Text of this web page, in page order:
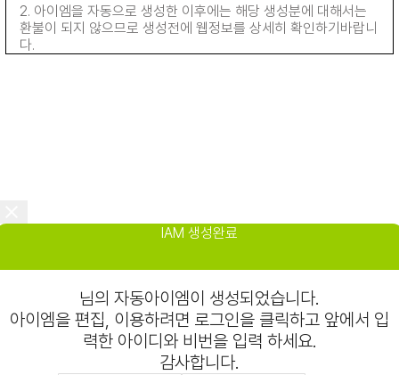
2. 아이엠을 자동으로 생성한 이후에는 해당 생성분에 대해서는
환불이 되지 않으므로 생성전에 웹정보를 상세히 확인하기바랍니
다.
IAM 생성완료
님의 자동아이엠이 생성되었습니다.
아이엠을 편집, 이용하려면 로그인을 클릭하고 앞에서 입
력한 아이디와 비번을 입력 하세요.
감사합니다.